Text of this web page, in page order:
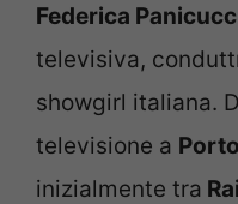
Federica
televisiva,
showgirl italiana.
televisione a
inizialmente tra Rai